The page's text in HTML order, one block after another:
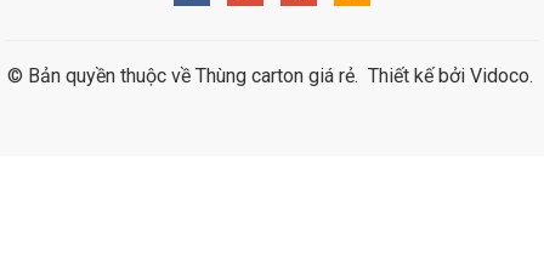
© Bản quyền thuộc về Thùng carton giá rẻ. Thiết kế bởi Vidoco.